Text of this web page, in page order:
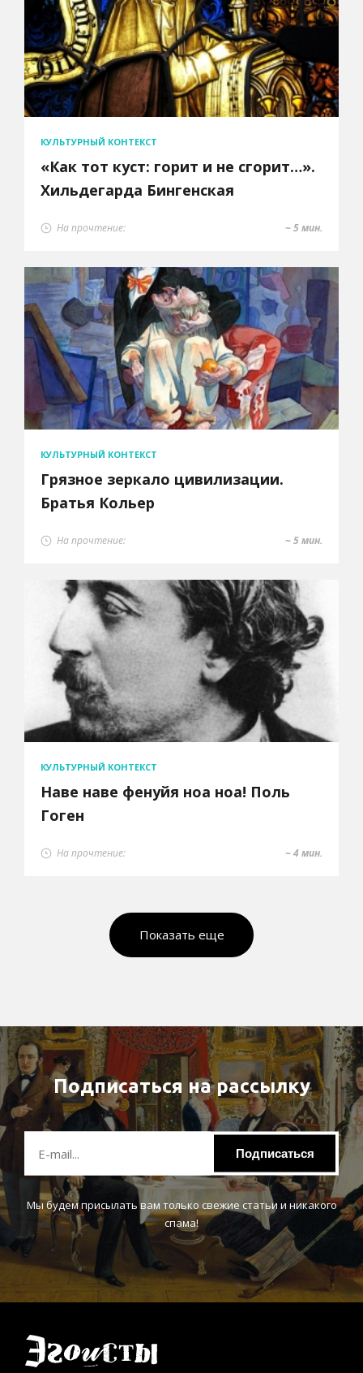
КУЛЬТУРНЫЙ КОНТЕКСТ
«Как тот куст: горит и не сгорит…».
Хильдегарда Бингенская
На прочтение: ~ 5 мин.
КУЛЬТУРНЫЙ КОНТЕКСТ
Грязное зеркало цивилизации.
Братья Кольер
На прочтение: ~ 5 мин.
КУЛЬТУРНЫЙ КОНТЕКСТ
Наве наве фенуйя ноа ноа! Поль
Гоген
На прочтение: ~ 4 мин.
Показать еще
Подписаться на рассылку
Подписаться
Мы будем присылать вам только свежие статьи и никакого
спама!